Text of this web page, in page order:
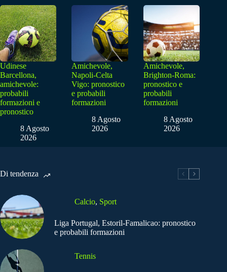
Udinese
Barcellona,
amichevole:
probabili
formazioni e
pronostico
8 Agosto
2026
Amichevole,
Napoli-Celta
Vigo: pronostico
e probabili
formazioni
8 Agosto
2026
Amichevole,
Brighton-Roma:
pronostico e
probabili
formazioni
8 Agosto
2026
Di tendenza
Calcio, Sport
Liga Portugal, Estoril-Famalicao: pronostico
e probabili formazioni
Tennis